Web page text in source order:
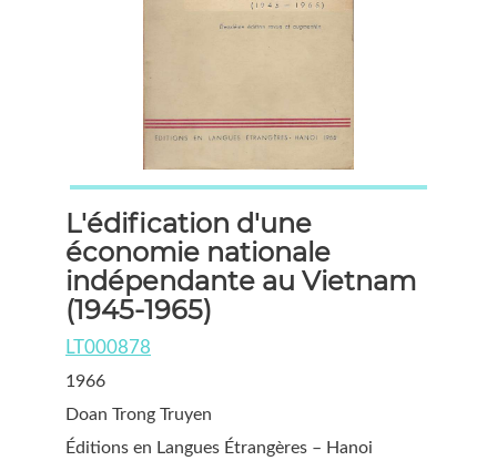
L'édification d'une
économie nationale
indépendante au Vietnam
(1945-1965)
LT000878
1966
Doan Trong Truyen
Éditions en Langues Étrangères – Hanoi